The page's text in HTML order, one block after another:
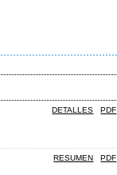
DETALLES PDF
RESUMEN PDF